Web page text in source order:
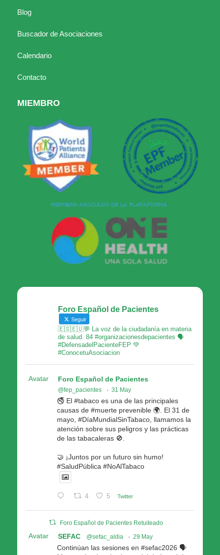
Blog
Buscador de Asociaciones
Calendario
Contacto
MIEMBRO
Foro Español de Pacientes
Seguir
🇪🇸🇪🇺💬 La voz de la ciudadanía en materia
de salud. 84 #organizacionesdepacientes 🗣
#DefensadelPacienteFEP 💚
#ConocetuAsociacion
Avatar Foro Español de Pacientes
@fep_pacientes · 31 May
🚭 El #tabaco es una de las principales
causas de #muerte prevenible 🌍. El 31 de
mayo, #DíaMundialSinTabaco, llamamos la
atención sobre sus peligros y las prácticas
de las tabacaleras 🚫.
🤝 ¡Juntos por un futuro sin humo!
#SaludPública #NoAlTabaco
4 5 Twitter
Foro Español de Pacientes Retuiteado
Avatar SEFAC @sefac_aldia · 29 May
Continúan las sesiones en #sefac2026 🗣️